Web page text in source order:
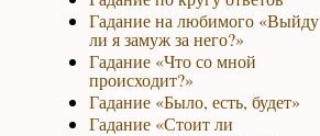
Гадание на любимого «Выйду
ли я замуж за него?»
Гадание «Что со мной
происходит?»
Гадание «Было, есть, будет»
Гадание «Стоит ли